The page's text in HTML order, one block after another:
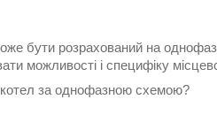
бути розрахований на
можливості і специфіку
котел за однофазною схемою?